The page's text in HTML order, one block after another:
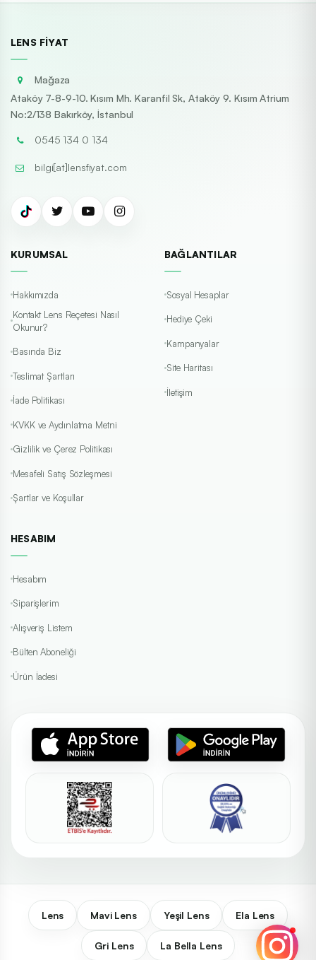
LENS FIYAT
Mağaza
Ataköy 7-8-9-10. Kısım Mh. Karanfil Sk, Ataköy 9. Kısım Atrium
No:2/138 Bakırköy, İstanbul
0545 134 0 134
bilgi[at]lensfiyat.com
KURUMSAL
Hakkımızda
Kontakt Lens Reçetesi Nasıl
Okunur?
Basında Biz
Teslimat Şartları
İade Politikası
KVKK ve Aydınlatma Metni
Gizlilik ve Çerez Politikası
Mesafeli Satış Sözleşmesi
Şartlar ve Koşullar
BAĞLANTILAR
Sosyal Hesaplar
Hediye Çeki
Kampanyalar
Site Haritası
İletişim
HESABIM
Hesabım
Siparişlerim
Alışveriş Listem
Bülten Aboneliği
Ürün İadesi
Lens Mavi Lens Yeşil Lens Ela Lens
Gri Lens La Bella Lens